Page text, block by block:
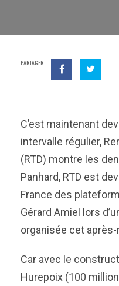
PARTAGER
C’est maintenant
intervalle régulier,
(RTD) montre les
Panhard, RTD est
France des
Gérard Amiel lors
organisée cet après-
Car avec le
Hurepoix (100